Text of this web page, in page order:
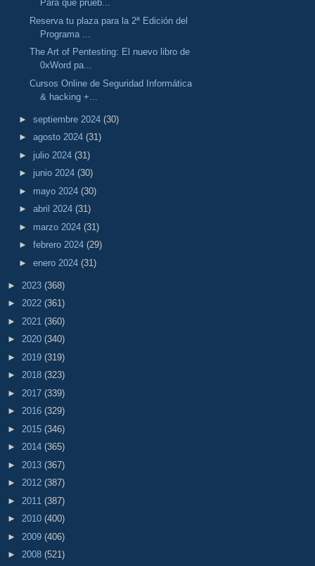
Para que prueb...
Reserva tu plaza para la 2ª Edición del
Programa ...
The Art of Pentesting: El nuevo libro de
0xWord pa...
Cursos Online de Seguridad Informática
& hacking +...
► septiembre 2024 (30)
► agosto 2024 (31)
► julio 2024 (31)
► junio 2024 (30)
► mayo 2024 (30)
► abril 2024 (31)
► marzo 2024 (31)
► febrero 2024 (29)
► enero 2024 (31)
► 2023 (368)
► 2022 (361)
► 2021 (360)
► 2020 (340)
► 2019 (319)
► 2018 (323)
► 2017 (339)
► 2016 (329)
► 2015 (346)
► 2014 (365)
► 2013 (367)
► 2012 (387)
► 2011 (387)
► 2010 (400)
► 2009 (406)
► 2008 (521)